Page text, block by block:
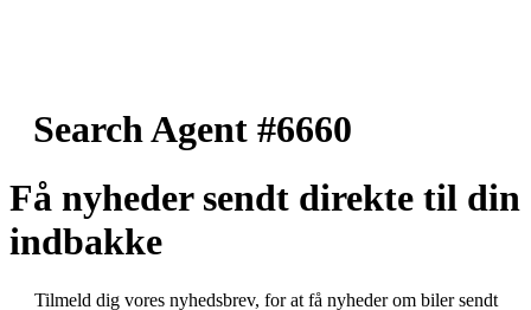
Search Agent #6660
Få nyheder sendt direkte til din
indbakke
Tilmeld dig vores nyhedsbrev, for at få nyheder om biler sendt